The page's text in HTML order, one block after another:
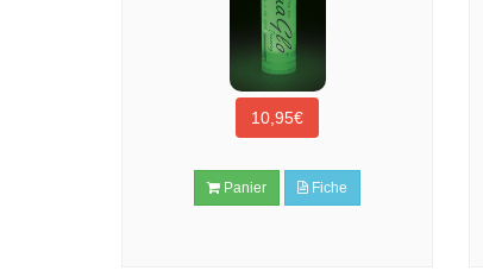
10,95€
Panier Fiche